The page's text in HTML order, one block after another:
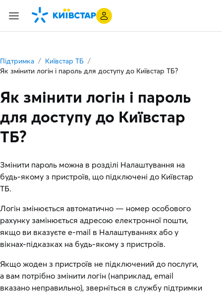
Підтримка
Київстар ТБ
Як змінити логін і пароль для доступу до Київстар ТБ?
Як змінити логін і пароль
для доступу до Київстар
ТБ?
Змінити пароль можна в розділі Налаштування на
будь-якому з пристроїв, що підключені до Київстар
ТБ.
Логін змінюється автоматично — номер особового
рахунку замінюється адресою електронної пошти,
якщо ви вказуєте e-mail в Налаштуваннях або у
вікнах-підказках на будь-якому з пристроїв.
Якщо жоден з пристроїв не підключений до послуги,
а вам потрібно змінити логін (наприклад, email
вказано неправильно), зверніться в службу підтримки